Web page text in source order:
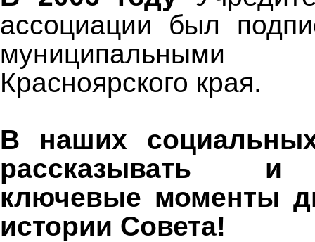
ассоциации был
муниципальными
Красноярского края.
В наших
рассказывать и
ключевые моменты
истории Совета!